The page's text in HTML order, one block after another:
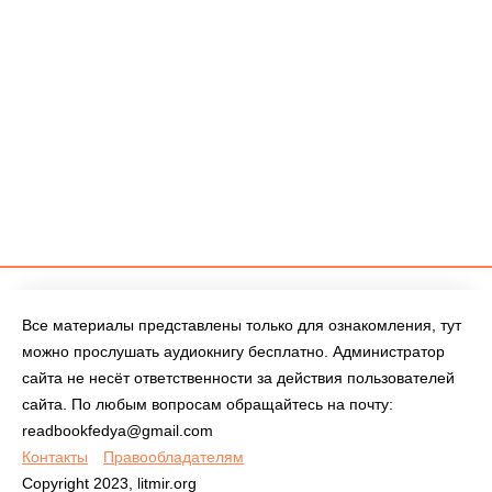
Все материалы представлены только для ознакомления, тут
можно прослушать аудиокнигу бесплатно. Администратор
сайта не несёт ответственности за действия пользователей
сайта. По любым вопросам обращайтесь на почту:
readbookfedya@gmail.com
Контакты
Правообладателям
Copyright 2023, litmir.org